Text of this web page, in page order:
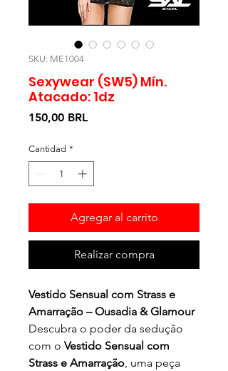
SKU: ME1004
Sexywear (SW5) Mín.
Atacado: 1dz
150,00 BRLPrecio
Cantidad *
Agregar al carrito
Realizar compra
Vestido Sensual com Strass e
Amarração – Ousadia & Glamour
Descubra o poder da sedução
com o Vestido Sensual com
Strass e Amarração, uma peça